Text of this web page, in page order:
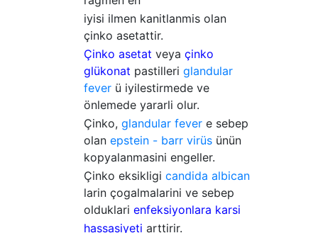
iyisi ilmen kanitlanmis olan
çinko asetattir.
Çinko asetat veya çinko
glükonat pastilleri glandular
fever ü iyilestirmede ve
önlemede yararli olur.
Çinko, glandular fever e sebep
olan epstein - barr virüs ünün
kopyalanmasini engeller.
Çinko eksikligi candida albican
larin çogalmalarini ve sebep
olduklari enfeksiyonlara karsi
hassasiyeti arttirir.